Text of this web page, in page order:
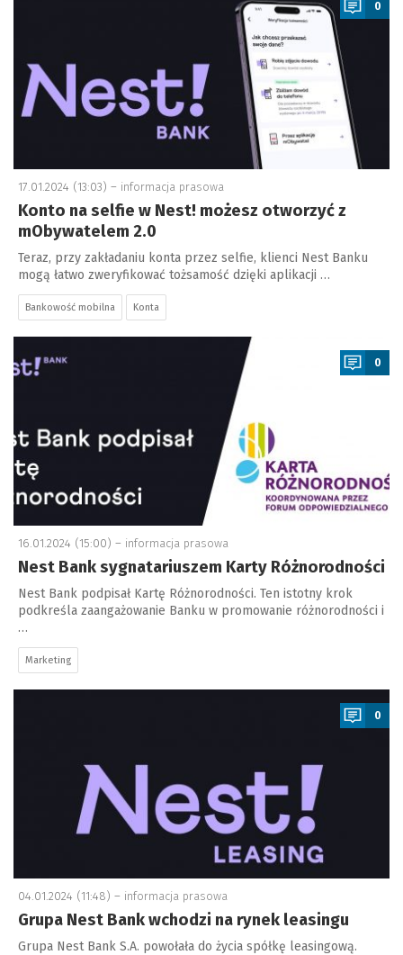
0
17.01.2024 (13:03) – informacja prasowa
Konto na selfie w Nest! możesz otworzyć z
mObywatelem 2.0
Teraz, przy zakładaniu konta przez selfie, klienci Nest Banku
mogą łatwo zweryfikować tożsamość dzięki aplikacji …
Bankowość mobilna Konta
a
0
16.01.2024 (15:00) – informacja prasowa
Nest Bank sygnatariuszem Karty Różnorodności
Nest Bank podpisał Kartę Różnorodności. Ten istotny krok
podkreśla zaangażowanie Banku w promowanie różnorodności i
…
Marketing
a
0
04.01.2024 (11:48) – informacja prasowa
Grupa Nest Bank wchodzi na rynek leasingu
Grupa Nest Bank S.A. powołała do życia spółkę leasingową.